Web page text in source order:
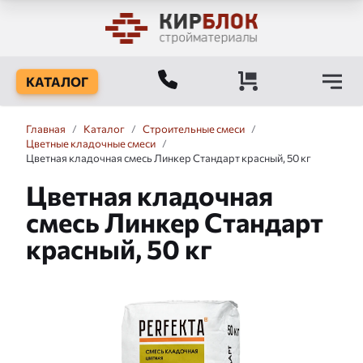
КАТАЛОГ
Главная / Каталог / Строительные смеси /
Цветные кладочные смеси /
Цветная кладочная смесь Линкер Стандарт красный, 50 кг
Цветная кладочная
смесь Линкер Стандарт
красный, 50 кг